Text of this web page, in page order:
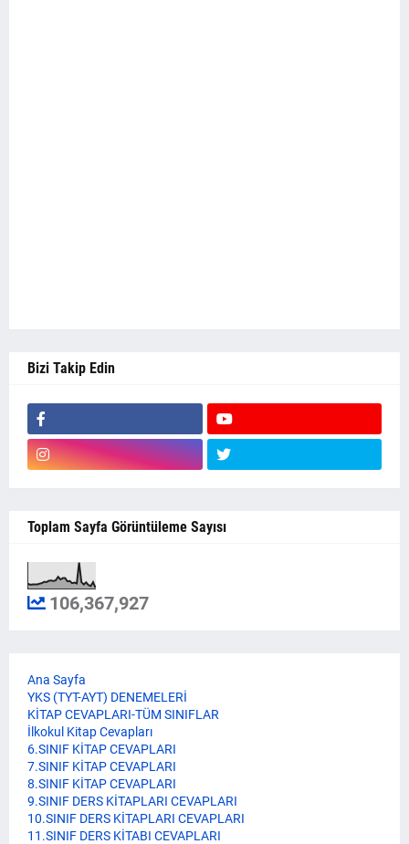
Bizi Takip Edin
Toplam Sayfa Görüntüleme Sayısı
106,367,927
Ana Sayfa
YKS (TYT-AYT) DENEMELERİ
KİTAP CEVAPLARI-TÜM SINIFLAR
İlkokul Kitap Cevapları
6.SINIF KİTAP CEVAPLARI
7.SINIF KİTAP CEVAPLARI
8.SINIF KİTAP CEVAPLARI
9.SINIF DERS KİTAPLARI CEVAPLARI
10.SINIF DERS KİTAPLARI CEVAPLARI
11.SINIF DERS KİTABI CEVAPLARI